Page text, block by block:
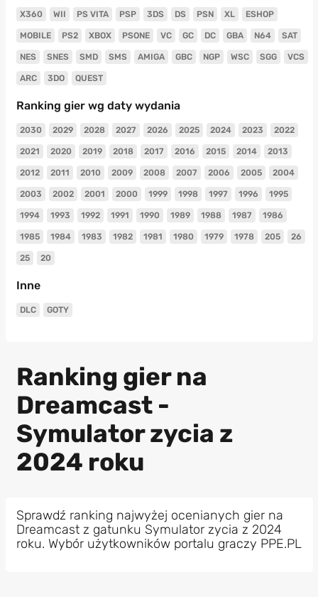
X360 WII PS VITA PSP 3DS DS PSN XL ESHOP
MOBILE PS2 XBOX PSONE VC GC DC GBA N64 SAT
NES SNES SMD SMS AMIGA GBC NGP WSC SGG VCS
ARC 3DO QUEST
Ranking gier wg daty wydania
2030 2029 2028 2027 2026 2025 2024 2023 2022
2021 2020 2019 2018 2017 2016 2015 2014 2013
2012 2011 2010 2009 2008 2007 2006 2005 2004
2003 2002 2001 2000 1999 1998 1997 1996 1995
1994 1993 1992 1991 1990 1989 1988 1987 1986
1985 1984 1983 1982 1981 1980 1979 1978 205 26
25 20
Inne
DLC GOTY
Ranking gier na
Dreamcast -
Symulator zycia z
2024 roku
Sprawdź ranking najwyżej ocenianych gier na
Dreamcast z gatunku Symulator zycia z 2024
roku. Wybór użytkowników portalu graczy PPE.PL